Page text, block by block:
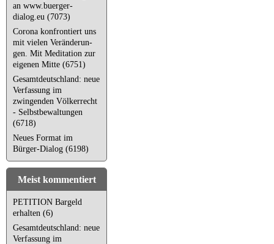
an www.buerger-
dialog.eu (7073)
Corona kon­fron­tiert uns
mit vielen Ver­än­de­run­
gen. Mit Meditation zur
eigenen Mitte (6751)
Gesamtdeutschland: neue
Verfassung im
zwingenden Völkerrecht
- Selbstbewaltungen
(6718)
Neues Format im
Bürger-Dialog (6198)
Meist kommentiert
PETITION Bargeld
erhalten (6)
Gesamtdeutschland: neue
Verfassung im